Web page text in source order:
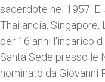
sacerdote nel 1957.
Thailandia,
per 16 anni l'incarico
Santa Sede presso le
nominato da